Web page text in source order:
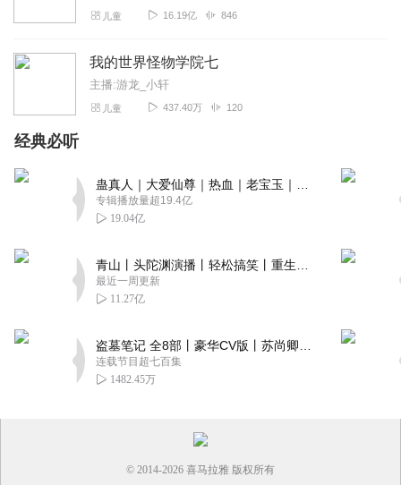
儿童 16.19亿 846
我的世界怪物学院七
主播:游龙_小轩
儿童 437.40万 120
经典必听
专辑播放量超19.4亿
19.04亿
最近一周更新
11.27亿
连载节目超七百集
1482.45万
© 2014-2026 喜马拉雅 版权所有